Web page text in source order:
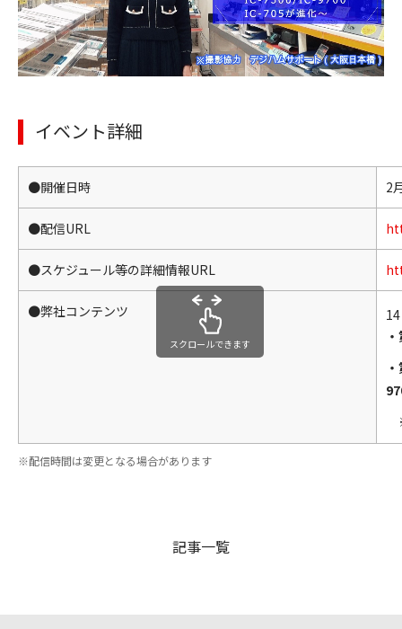
イベント詳細
●開催日時 2
●配信URL
●スケジュール等の詳細情報URL
●弊社コンテンツ
配信時間は変更となる場合があります
スクロールできます
記事一覧